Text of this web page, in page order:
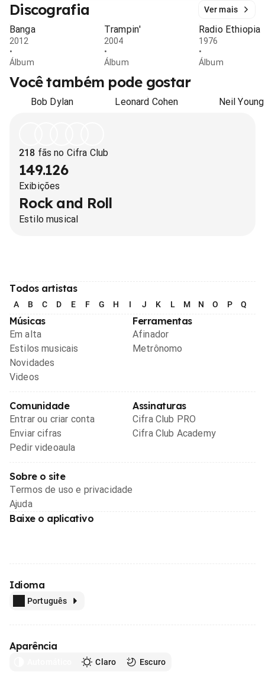
Discografia Ver mais
Banga
2012
•
Álbum
Trampin'
2004
•
Álbum
Radio Ethiopia
1976
•
Álbum
Você também pode gostar
Bob Dylan Leonard Cohen Neil Young
218 fãs no Cifra Club
149.126
Exibições
Rock and Roll
Estilo musical
Todos artistas
A B C D E F G H I J K L M N O P Q
Músicas
Em alta
Estilos musicais
Novidades
Videos
Ferramentas
Afinador
Metrônomo
Comunidade
Entrar ou criar conta
Enviar cifras
Pedir videoaula
Assinaturas
Cifra Club PRO
Cifra Club Academy
Sobre o site
Termos de uso e privacidade
Ajuda
Baixe o aplicativo
Idioma
Português
Aparência
Claro Escuro